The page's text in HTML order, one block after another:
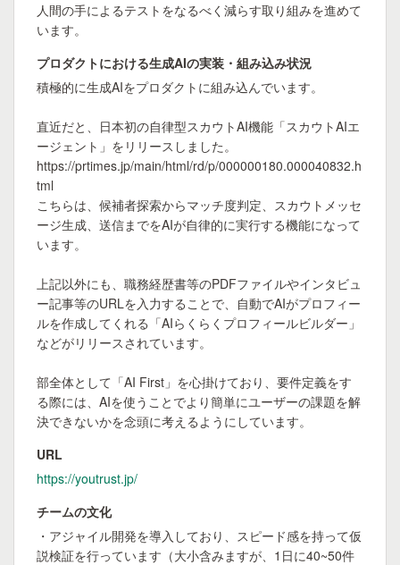
人間の手によるテストをなるべく減らす取り組みを進めて
います。
プロダクトにおける生成AIの実装・組み込み状況
積極的に生成AIをプロダクトに組み込んでいます。
直近だと、日本初の自律型スカウトAI機能「スカウトAIエ
ージェント」をリリースしました。
https://prtimes.jp/main/html/rd/p/000000180.000040832.h
tml
こちらは、候補者探索からマッチ度判定、スカウトメッセ
ージ生成、送信までをAIが自律的に実行する機能になって
います。
上記以外にも、職務経歴書等のPDFファイルやインタビュ
ー記事等のURLを入力することで、自動でAIがプロフィー
ルを作成してくれる「AIらくらくプロフィールビルダー」
などがリリースされています。
部全体として「AI First」を心掛けており、要件定義をす
る際には、AIを使うことでより簡単にユーザーの課題を解
決できないかを念頭に考えるようにしています。
URL
https://youtrust.jp/
チームの文化
・アジャイル開発を導入しており、スピード感を持って仮
説検証を行っています（大小含みますが、1日に40~50件